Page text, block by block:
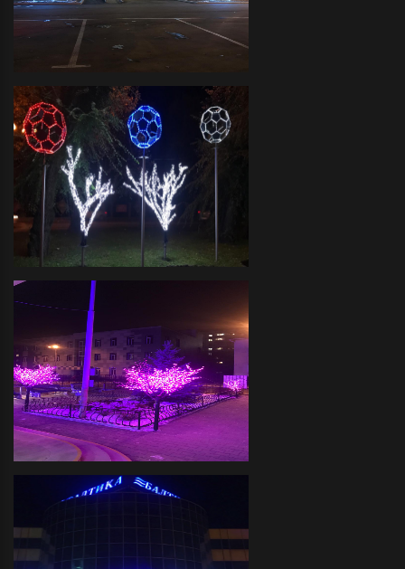
Администрация Краснофлотского
района- декоративное
оформление светодиодной
иллюминации фасада и
прилегающей территории
Футбольный клуб -декоративное
оформление светодиодной
иллюминацией прилегающей
территории
ДЮСШ "ОЛИМПИЯ" -
Декоративное оформление
прилегающей территории